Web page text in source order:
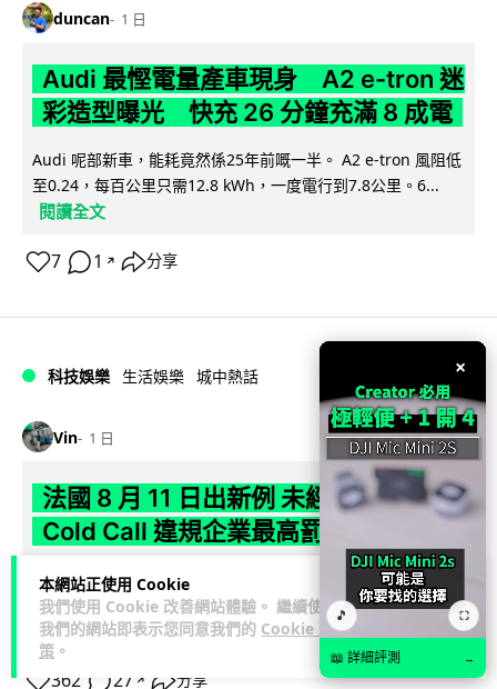
本網站正使用 Cookie
我們使用 Cookie 改善網站體驗。 繼續使用
我們的網站即表示您同意我們的 Cookie 政
策 。
duncan 1 日
Audi 最慳電量產車現身 A2 e-tron 迷
彩造型曝光 快充 26 分鐘充滿 8 成電
Audi 呢部新車，能耗竟然係25年前嘅一半。 A2 e-tron 風阻低
至0.24，每百公里只需12.8 kWh，一度電行到7.8公里。6...
閱讀全文
7 1 ↗ 分享
科技娛樂 生活娛樂 城中熱話
Vin 1 日
法國 8 月 11 日出新例 未經同意嚴禁
Cold Call 違規企業最高罰 345 萬
法國將於 8 月 11 日起實施新例，全面禁止企業未經消費者同意
致電推銷，由「opt-out」拒接登記制轉為「opt-in」先徵同意
機制。違... 閱讀全文
362 27 ↗ 分享
×
🎵 ⛶
📖 詳細評測 →